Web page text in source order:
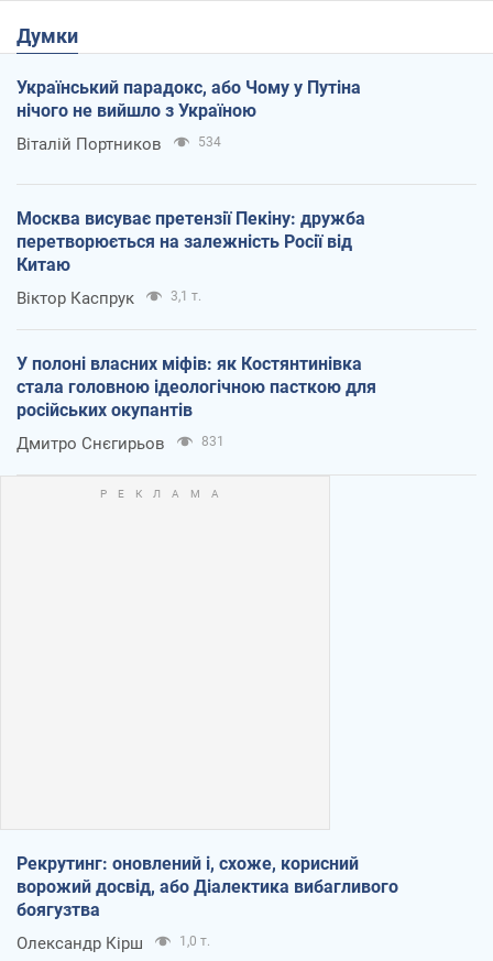
Думки
Український парадокс, або Чому у Путіна
нічого не вийшло з Україною
Віталій Портников 534
Москва висуває претензії Пекіну: дружба
перетворюється на залежність Росії від
Китаю
Віктор Каспрук 3,1 т.
У полоні власних міфів: як Костянтинівка
стала головною ідеологічною пасткою для
російських окупантів
Дмитро Снєгирьов 831
Рекрутинг: оновлений і, схоже, корисний
ворожий досвід, або Діалектика вибагливого
боягузтва
Олександр Кірш 1,0 т.